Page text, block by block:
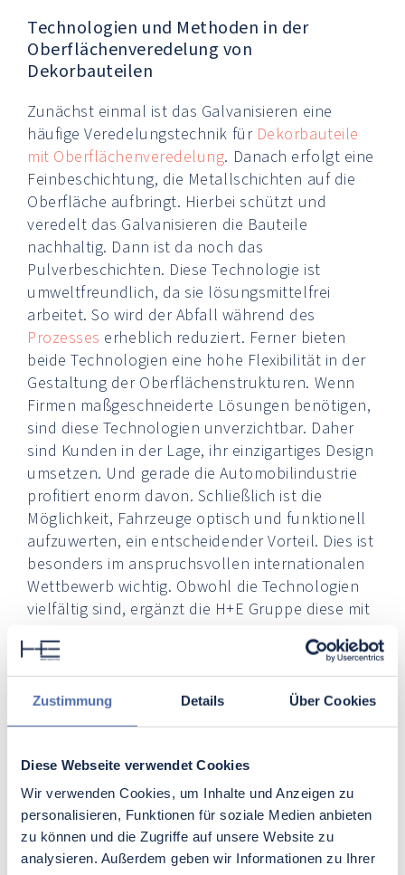
Zustimmung Details Über Cookies
Diese Webseite verwendet Cookies
Wir verwenden Cookies, um Inhalte und Anzeigen zu
personalisieren, Funktionen für soziale Medien anbieten
zu können und die Zugriffe auf unsere Website zu
analysieren. Außerdem geben wir Informationen zu Ihrer
Technologien und Methoden in der
Oberflächenveredelung von
Dekorbauteilen
Zunächst einmal ist das Galvanisieren eine
häufige Veredelungstechnik für Dekorbauteile
mit Oberflächenveredelung. Danach erfolgt eine
Feinbeschichtung, die Metallschichten auf die
Oberfläche aufbringt. Hierbei schützt und
veredelt das Galvanisieren die Bauteile
nachhaltig. Dann ist da noch das
Pulverbeschichten. Diese Technologie ist
umweltfreundlich, da sie lösungsmittelfrei
arbeitet. So wird der Abfall während des
Prozesses erheblich reduziert. Ferner bieten
beide Technologien eine hohe Flexibilität in der
Gestaltung der Oberflächenstrukturen. Wenn
Firmen maßgeschneiderte Lösungen benötigen,
sind diese Technologien unverzichtbar. Daher
sind Kunden in der Lage, ihr einzigartiges Design
umsetzen. Und gerade die Automobilindustrie
profitiert enorm davon. Schließlich ist die
Möglichkeit, Fahrzeuge optisch und funktionell
aufzuwerten, ein entscheidender Vorteil. Dies ist
besonders im anspruchsvollen internationalen
Wettbewerb wichtig. Obwohl die Technologien
vielfältig sind, ergänzt die H+E Gruppe diese mit
Oberflächenveredelung
Industrielle Anwendungen von
Dekorbauteilen mit
Oberflächenveredelung gerade in der
Automobilindustrie so gefragt? Zum einen bieten
sie ästhetische Verbesserungen für Innen- und
Außenteile von Fahrzeugen. Auf der anderen